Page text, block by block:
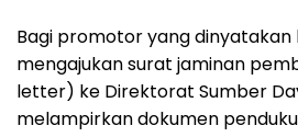
Bagi promotor yang dinyatakan
mengajukan surat jaminan
letter) ke Direktorat Sumber
melampirkan dokumen